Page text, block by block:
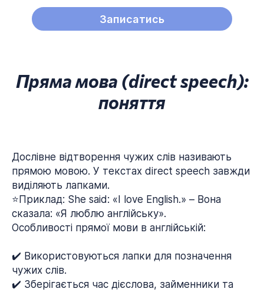
Записатись
Пряма мова (direct speech):
поняття
Дослівне відтворення чужих слів називають
прямою мовою. У текстах direct speech завжди
виділяють лапками.
⭐Приклад: She said: «I love English.» – Вона
сказала: «Я люблю англійську».
Особливості прямої мови в англійській:
✔️ Використовуються лапки для позначення
чужих слів.
✔️ Зберігається час дієслова, займенники та